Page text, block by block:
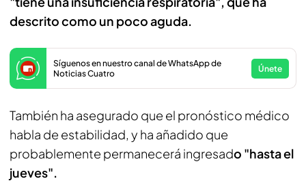
descrito como un poco aguda.
Síguenos en nuestro canal de WhatsApp de
Noticias Cuatro
Únete
También ha asegurado que el pronóstico médico
habla de estabilidad, y ha añadido que
probablemente permanecerá ingresado "hasta el
jueves".